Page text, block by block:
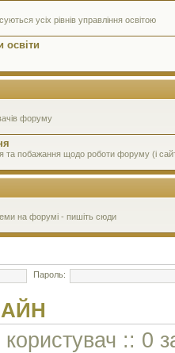
усіх рівнів управління освітою
освіти
форуму
та побажання щодо роботи форуму (і
на форумі - пишіть сюди
Пароль:
користувач :: 0